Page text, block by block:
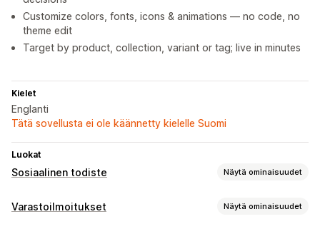
Customize colors, fonts, icons & animations — no code, no
theme edit
Target by product, collection, variant or tag; live in minutes
Kielet
Englanti
Tätä sovellusta ei ole käännetty kielelle Suomi
Luokat
Sosiaalinen todiste Näytä ominaisuudet
Sisältötyypit
Varastoilmoitukset Näytä ominaisuudet